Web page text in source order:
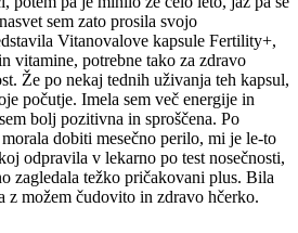
sem zato prosila svojo
Vitanovalove kapsule Fertility+,
vitamine, potrebne tako za zdravo
Že po nekaj tednih uživanja teh kapsul,
počutje. Imela sem več energije in
bolj pozitivna in sproščena. Po
dobiti mesečno perilo, mi je le-to
odpravila v lekarno po test nosečnosti,
zagledala težko pričakovani plus. Bila
z možem čudovito in zdravo hčerko.